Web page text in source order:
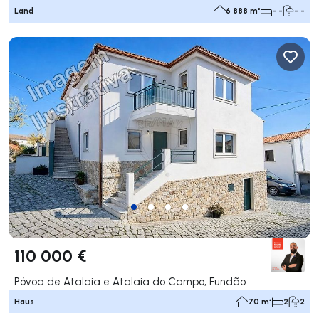
Land 6 888 m² - - - -
110 000 €
Póvoa de Atalaia e Atalaia do Campo, Fundão
Haus 70 m² 2 2